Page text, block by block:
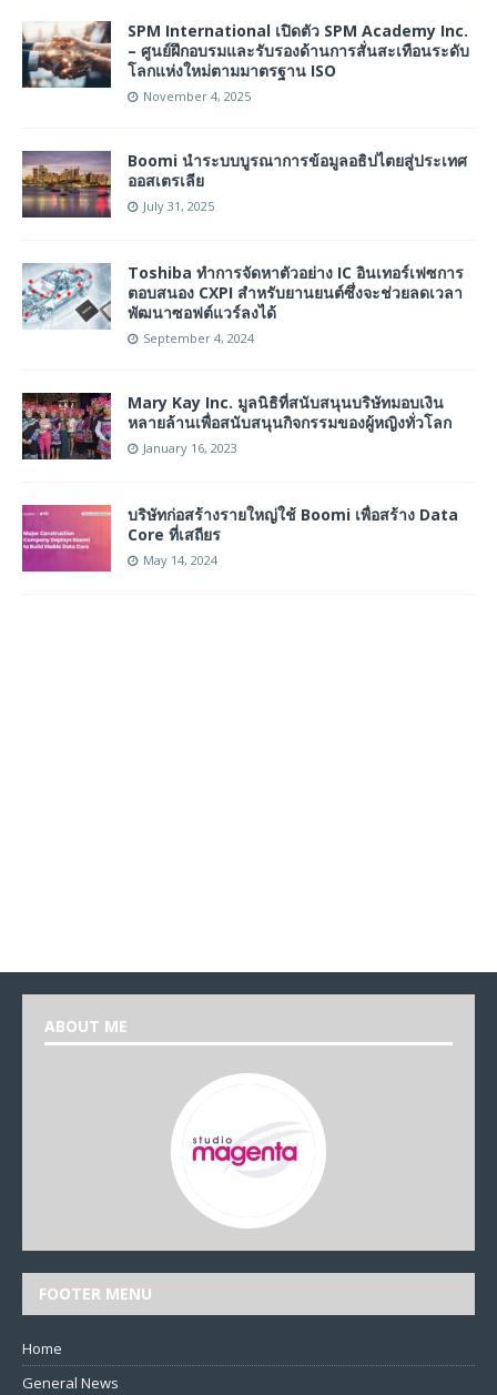
SPM International เปิดตัว SPM Academy Inc.
– ศูนย์ฝึกอบรมและรับรองด้านการสั่นสะเทือนระดับ
โลกแห่งใหม่ตามมาตรฐาน ISO
November 4, 2025
Boomi นำระบบบูรณาการข้อมูลอธิปไตยสู่ประเทศ
ออสเตรเลีย
July 31, 2025
Toshiba ทำการจัดหาตัวอย่าง IC อินเทอร์เฟซการ
ตอบสนอง CXPI สำหรับยานยนต์ซึ่งจะช่วยลดเวลา
พัฒนาซอฟต์แวร์ลงได้
September 4, 2024
Mary Kay Inc. มูลนิธิที่สนับสนุนบริษัทมอบเงิน
หลายล้านเพื่อสนับสนุนกิจกรรมของผู้หญิงทั่วโลก
January 16, 2023
บริษัทก่อสร้างรายใหญ่ใช้ Boomi เพื่อสร้าง Data
Core ที่เสถียร
May 14, 2024
ABOUT ME
FOOTER MENU
Home
General News